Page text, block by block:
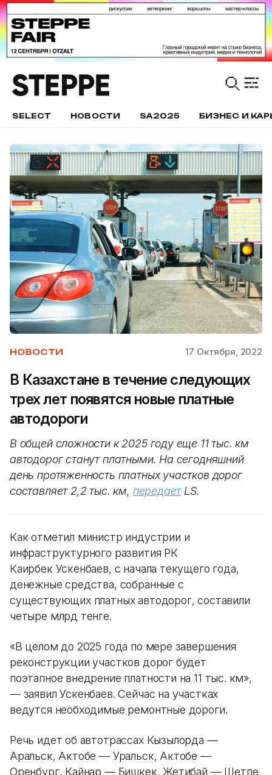
SELECT НОВОСТИ SA2025 БИЗНЕС И
НОВОСТИ 17 Октября, 2022
В Казахстане в течение следующих
трех лет появятся новые платные
автодороги
В общей сложности к 2025 году еще 11 тыс. км
автодорог станут платными. На сегодняшний
день протяженность платных участков дорог
составляет 2,2 тыс. км, передаетLS.
Как отметил министр индустрии и
инфраструктурного развития РК
Каирбек Ускенбаев, с начала текущего года,
денежные средства, собранные с
существующих платных автодорог, составили
четыре млрд тенге.
«В целом до 2025 года по мере завершения
реконструкции участков дорог будет
поэтапное внедрение платности на 11 тыс. км»,
— заявил Ускенбаев. Сейчас на участках
ведутся необходимые ремонтные дороги.
Речь идет об автотрассах Кызылорда —
Аральск, Актобе — Уральск, Актобе —
Оренбург, Кайнар — Бишкек, Жетибай — Шетпе